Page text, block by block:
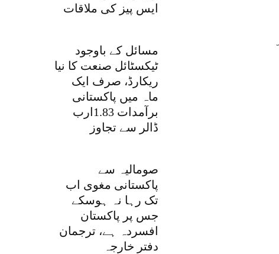
ایس پیز کی ملاقات
مسائل کے باوجود
ٹیکسٹائل صنعت کا نیا
ریکارڈ، صرف ایک
ماہ میں پاکستانی
برآمدات 1.83ارب
ڈالر سے تجاوز
صومالیہ سے
پاکستانی مغوی اب
تک رہا نہ ہوسکے
جس پر پاکستان
افسردہ ہے، ترجمان
دفتر خارجہ